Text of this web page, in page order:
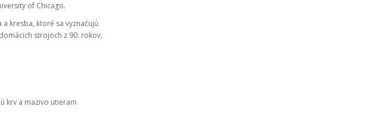
of Chicago.
kresba, ktoré sa vyznačujú
strojoch z 90. rokov,
krv a mazivo utieram